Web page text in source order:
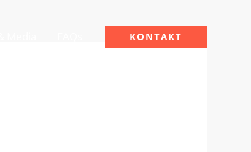
KONTAKT